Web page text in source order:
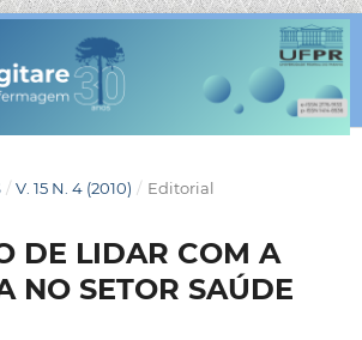
/ V. 15 N. 4 (2010) / Editorial
DE LIDAR COM A
NO SETOR SAÚDE